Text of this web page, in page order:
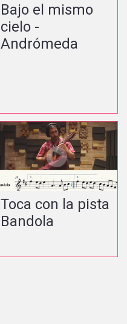
Bajo el mismo
cielo -
Andrómeda
Toca con la pista
Bandola